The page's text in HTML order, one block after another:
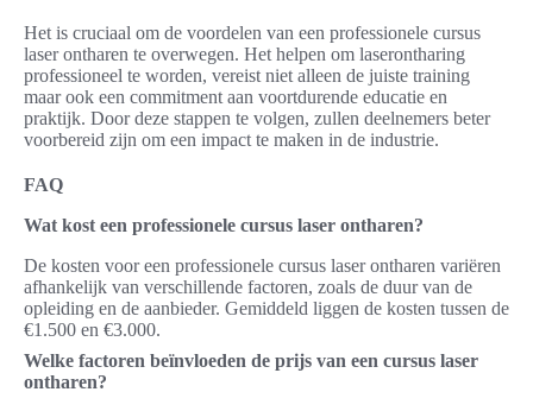
Het is cruciaal om de voordelen van een professionele cursus
laser ontharen te overwegen. Het helpen om laserontharing
professioneel te worden, vereist niet alleen de juiste training
maar ook een commitment aan voortdurende educatie en
praktijk. Door deze stappen te volgen, zullen deelnemers beter
voorbereid zijn om een impact te maken in de industrie.
FAQ
Wat kost een professionele cursus laser ontharen?
De kosten voor een professionele cursus laser ontharen variëren
afhankelijk van verschillende factoren, zoals de duur van de
opleiding en de aanbieder. Gemiddeld liggen de kosten tussen de
€1.500 en €3.000.
Welke factoren beïnvloeden de prijs van een cursus laser
ontharen?